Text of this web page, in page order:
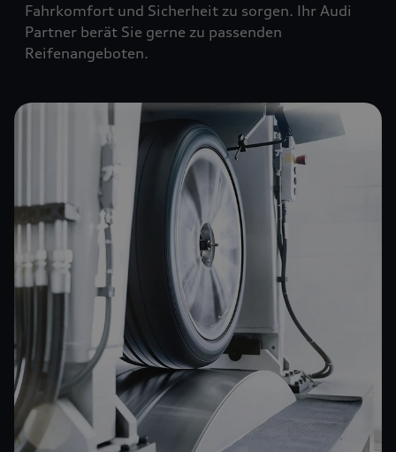
Fahrkomfort und Sicherheit zu sorgen. Ihr Audi
Partner berät Sie gerne zu passenden
Reifenangeboten.